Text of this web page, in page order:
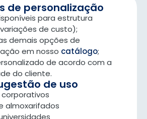
de personalização
para estrutura
de custo);
demais opções de
em nosso catálogo;
de acordo com a
do cliente.
de uso
corporativos
almoxarifados